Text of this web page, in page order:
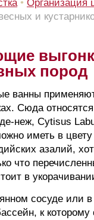
• Организация
и
пород
ванны
Сюда
неж, Cytisus
иметь в
азалий,
что
в
сосуде или
к которому